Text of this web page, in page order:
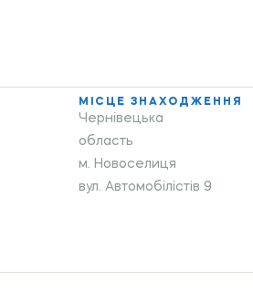
МІСЦЕ ЗНАХОДЖЕННЯ
Чернівецька
область
м. Новоселиця
вул. Автомобілістів 9